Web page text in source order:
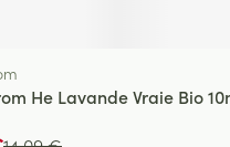
He Lavande Vraie Bio